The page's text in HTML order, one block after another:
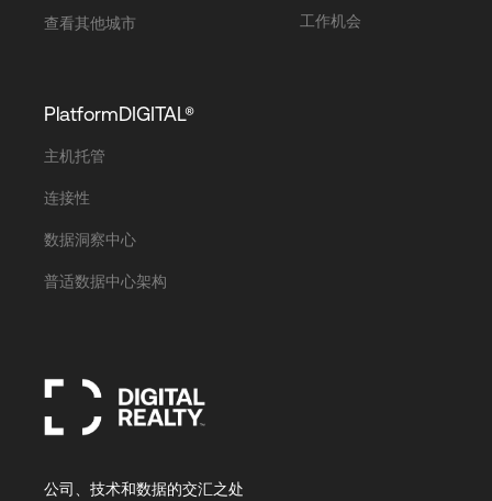
查看其他城市 工作机会
PlatformDIGITAL®
主机托管
连接性
数据洞察中心
普适数据中心架构
公司、技术和数据的交汇之处